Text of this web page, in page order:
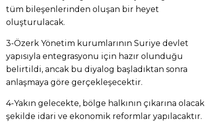
tüm bileşenlerinden oluşan bir heyet
oluşturulacak.
3-Özerk Yönetim kurumlarının Suriye devlet
yapısıyla entegrasyonu için hazır olunduğu
belirtildi, ancak bu diyalog başladıktan sonra
anlaşmaya göre gerçekleşecektir.
4-Yakın gelecekte, bölge halkının çıkarına olacak
şekilde idari ve ekonomik reformlar yapılacaktır.